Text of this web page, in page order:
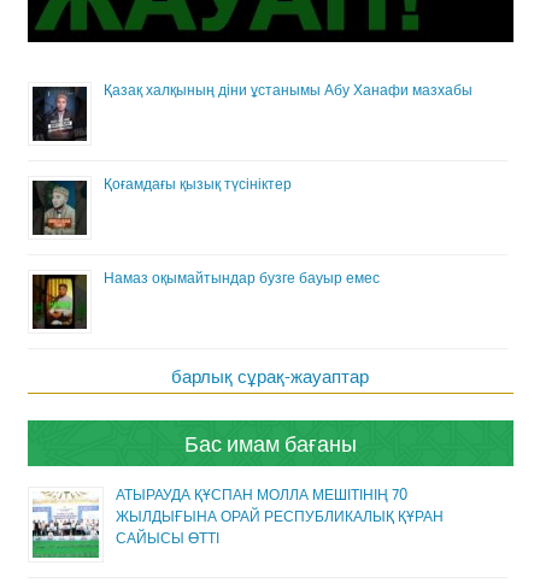
Қазақ халқының діни ұстанымы Абу Ханафи мазхабы
Қоғамдағы қызық түсініктер
Намаз оқымайтындар бузге бауыр емес
барлық сұрақ-жауаптар
Бас имам бағаны
АТЫРАУДА ҚҰСПАН МОЛЛА МЕШІТІНІҢ 70
ЖЫЛДЫҒЫНА ОРАЙ РЕСПУБЛИКАЛЫҚ ҚҰРАН
САЙЫСЫ ӨТТІ